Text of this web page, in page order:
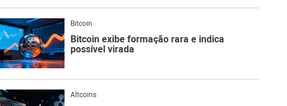
Bitcoin
Bitcoin exibe formação rara e indica
possível virada
Altcoins